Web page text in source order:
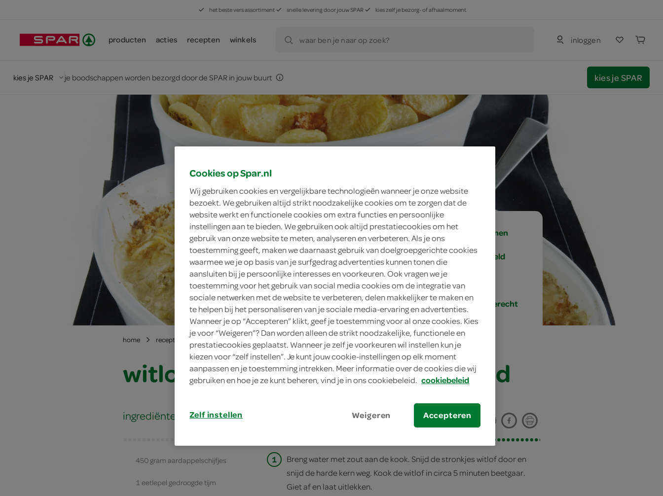
het beste vers assortiment snelle levering door jouw SPAR kies zelf je bezorg- of afhaalmoment
producten acties recepten winkels waar ben je naar op zoek? inloggen
kies je SPAR je boodschappen worden bezorgd door de SPAR in jouw buurt kies je SPAR
4 personen
gemiddeld
hoofdgerecht
home recepten witlofschotel met kaas en mosterd
witlofschotel met kaas en mosterd
ingrediënten
450 gram aardappelschijfjes
1 eetlepel gedroogde tijm
1
Breng water met zout aan de kook. Snijd de stronkjes witlof door en
snijd de harde kern weg. Kook de witlof in circa 5 minuten beetgaar.
Giet af en laat uitlekken.
Cookies op Spar.nl
Wij gebruiken cookies en vergelijkbare technologieën wanneer je onze website
bezoekt. We gebruiken altijd strikt noodzakelijke cookies om te zorgen dat de
website werkt en functionele cookies om extra functies en persoonlijke
instellingen aan te bieden. We gebruiken ook altijd prestatiecookies om het
gebruik van onze website te meten, analyseren en verbeteren. Als je ons
toestemming geeft, maken we daarnaast gebruik van doelgroepgerichte cookies
waarmee we je op basis van je surfgedrag advertenties kunnen tonen die
aansluiten bij je persoonlijke interesses en voorkeuren. Ook vragen we je
toestemming voor het gebruik van social media cookies om de integratie van
sociale netwerken met de website te verbeteren, delen makkelijker te maken en
te helpen bij het personaliseren van je sociale media-ervaring en advertenties.
Wanneer je op “Accepteren” klikt, geef je toestemming voor al onze cookies. Kies
je voor “Weigeren”? Dan worden alleen de strikt noodzakelijke, functionele en
prestatiecookies geplaatst. Wanneer je zelf je voorkeuren wil instellen kun je
kiezen voor “zelf instellen”. Je kunt jouw cookie-instellingen op elk moment
aanpassen en je toestemming intrekken. Meer informatie over de cookies die wij
gebruiken en hoe je ze kunt beheren, vind je in ons cookiebeleid. cookiebeleid
Zelf instellen Weigeren Accepteren